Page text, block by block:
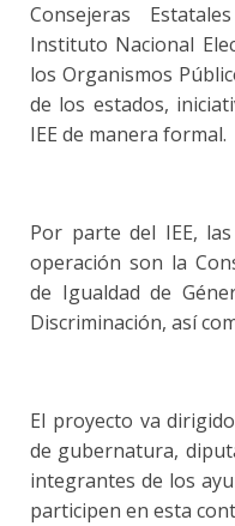
Consejeras
Instituto Nacional
los Organismos
de los estados,
IEE de manera formal.
Por parte del IEE,
operación son la
de Igualdad de
Discriminación, así
El proyecto va
de gubernatura,
integrantes de los
participen en esta